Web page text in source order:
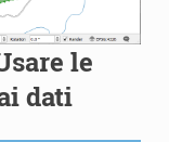
le
dati